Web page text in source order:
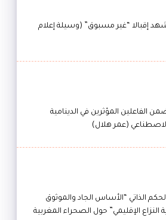
“مرحبا 2025” تشهد إقبالا “غير مسبوق” (وسيلة إعلام
الفاعلين المؤثرين في الدينامية
الاصطناعي (عمر هلال)
الحكم الذاتي “الأساس الجاد والموثوق
النزاع الإقليمي” حول الصحراء المغربية